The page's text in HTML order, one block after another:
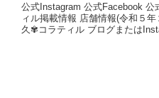
公式Instagram 公式Facebook
ィル掲載情報 店舗情報(令和５
久✾コラティル ブログまたは